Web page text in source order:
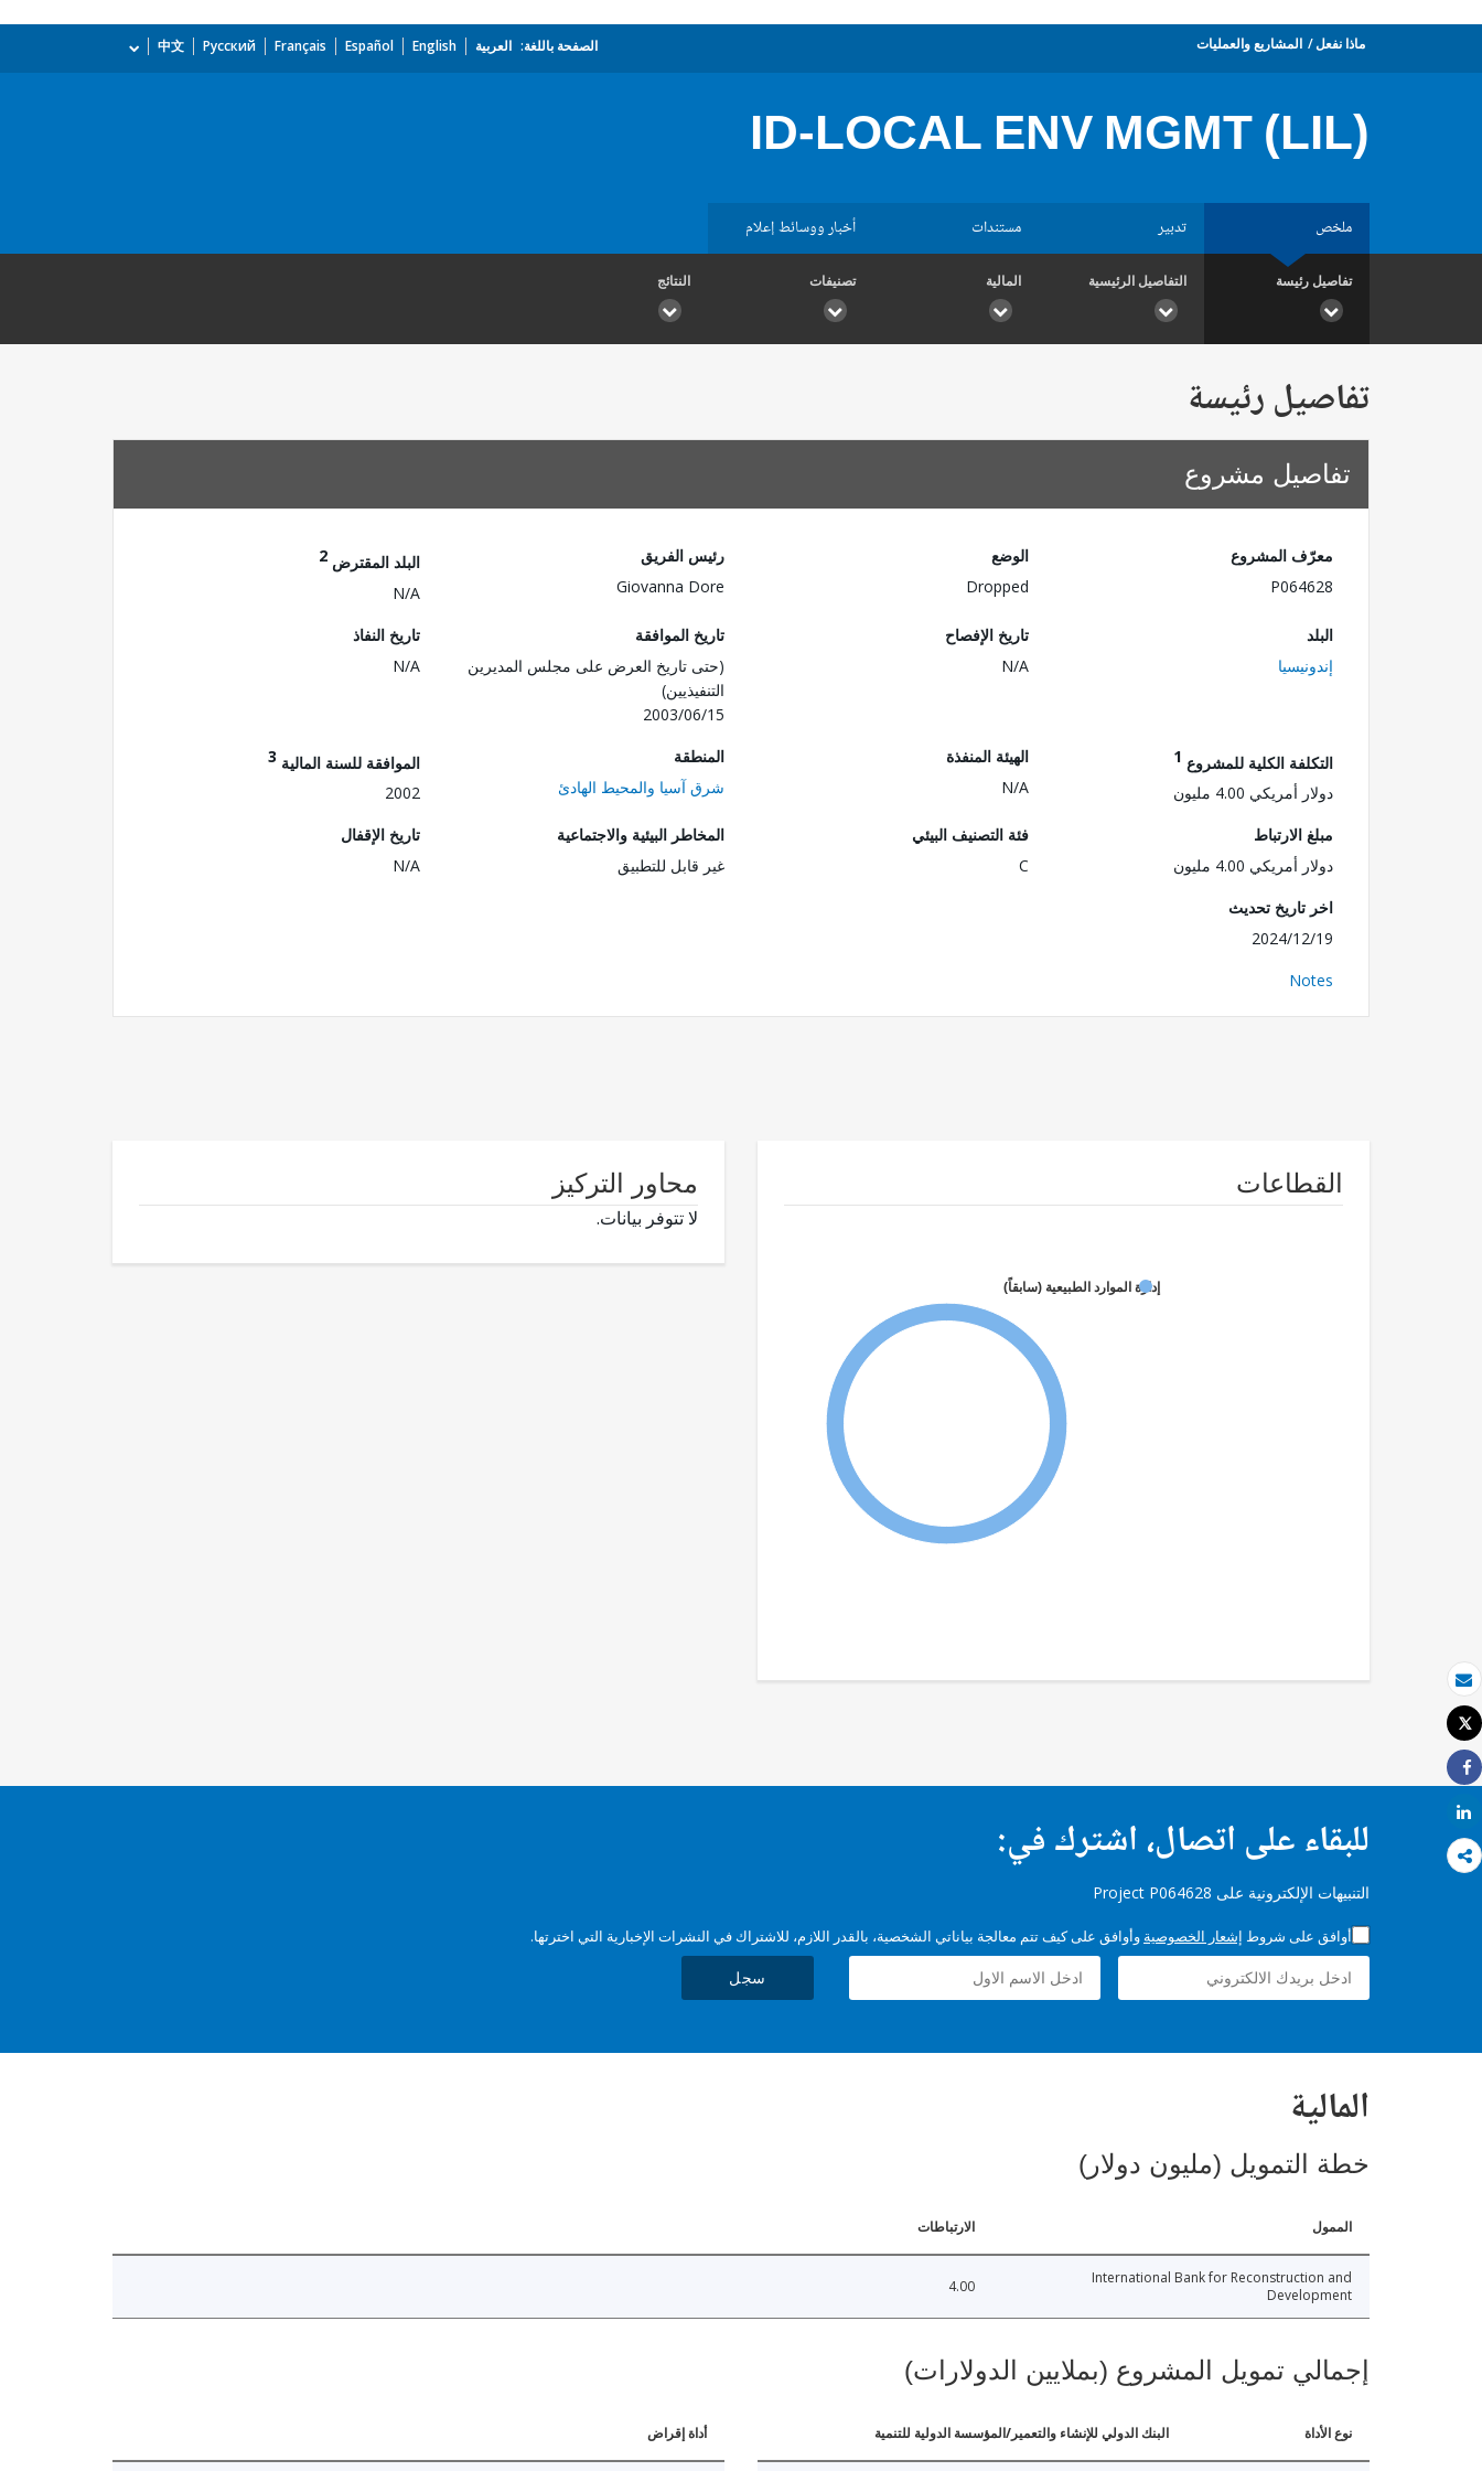
بريد الكتروني
طباعة
Tweet
Share
Share
ماذا نفعل المشاريع والعمليات الصفحة باللغة: العربية English
Español
Français
Русский
中文
ID-LOCAL ENV MGMT (LIL)
ملخص تدبير مستندات أخبار ووسائط إعلام
تفاصيل رئيسة التفاصيل الرئيسية المالية تصنيفات النتائج
تفاصيل رئيسة
تفاصيل مشروع
معرّف المشروع
P064628
الوضع
Dropped
رئيس الفريق
Giovanna Dore
البلد المقترض 2
N/A
البلد
إندونيسيا
تاريخ الإفصاح
N/A
تاريخ الموافقة
(حتى تاريخ العرض على مجلس المديرين
التنفيذيين)
2003/06/15
تاريخ النفاذ
N/A
التكلفة الكلية للمشروع 1
دولار أمريكي 4.00 مليون
الهيئة المنفذة
N/A
المنطقة
شرق آسيا والمحيط الهادئ
الموافقة للسنة المالية 3
2002
مبلغ الارتباط
دولار أمريكي 4.00 مليون
فئة التصنيف البيئي
C
المخاطر البيئية والاجتماعية
غير قابل للتطبيق
تاريخ الإقفال
N/A
اخر تاريخ تحديث
2024/12/19
Notes
القطاعات
إدارة الموارد الطبيعية (سابقاً)
محاور التركيز
لا تتوفر بيانات.
للبقاء على اتصال، اشترك في:
التنبيهات الإلكترونية على Project P064628
أوافق على شروط إشعار الخصوصية وأوافق على كيف تتم معالجة بياناتي الشخصية، بالقدر اللازم، للاشتراك في النشرات الإخبارية التي اخترتها.
سجل
المالية
خطة التمويل (مليون دولار)
الممول الارتباطات
International Bank for Reconstruction and
Development
4.00
إجمالي تمويل المشروع (بملايين الدولارات)
نوع الأداة البنك الدولي للإنشاء والتعمير/المؤسسة الدولية للتنمية أداة إقراض